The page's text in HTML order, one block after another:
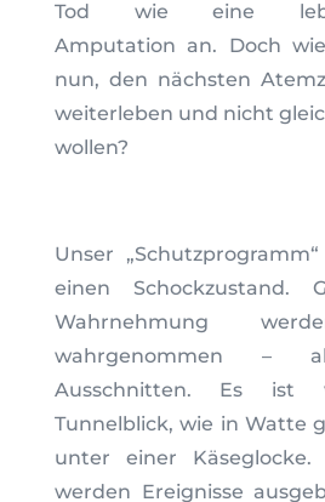
Tod wie eine
Amputation an. Doch
nun, den nächsten
weiterleben und nicht
wollen?
Unser
einen Schockzustand.
Wahrnehmung
wahrgenommen
Ausschnitten. Es
Tunnelblick, wie in Watte
unter einer
werden Ereignisse